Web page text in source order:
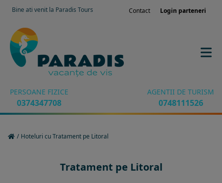
Bine ati venit la Paradis Tours Contact Login parteneri
PERSOANE FIZICE
0374347708
AGENTII DE TURISM
0748111526
/ Hoteluri cu Tratament pe Litoral
Tratament pe Litoral